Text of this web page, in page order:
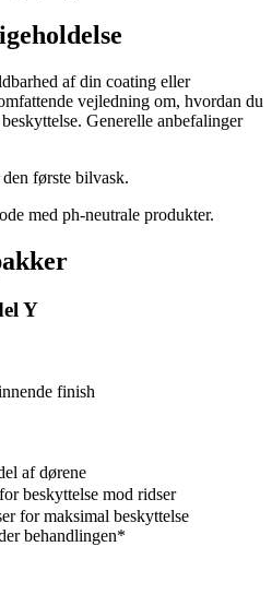
af din coating eller
vejledning om, hvordan du
Generelle anbefalinger
første bilvask.
med ph-neutrale produkter.
Y
finish
af dørene
beskyttelse mod ridser
for maksimal beskyttelse
behandlingen*